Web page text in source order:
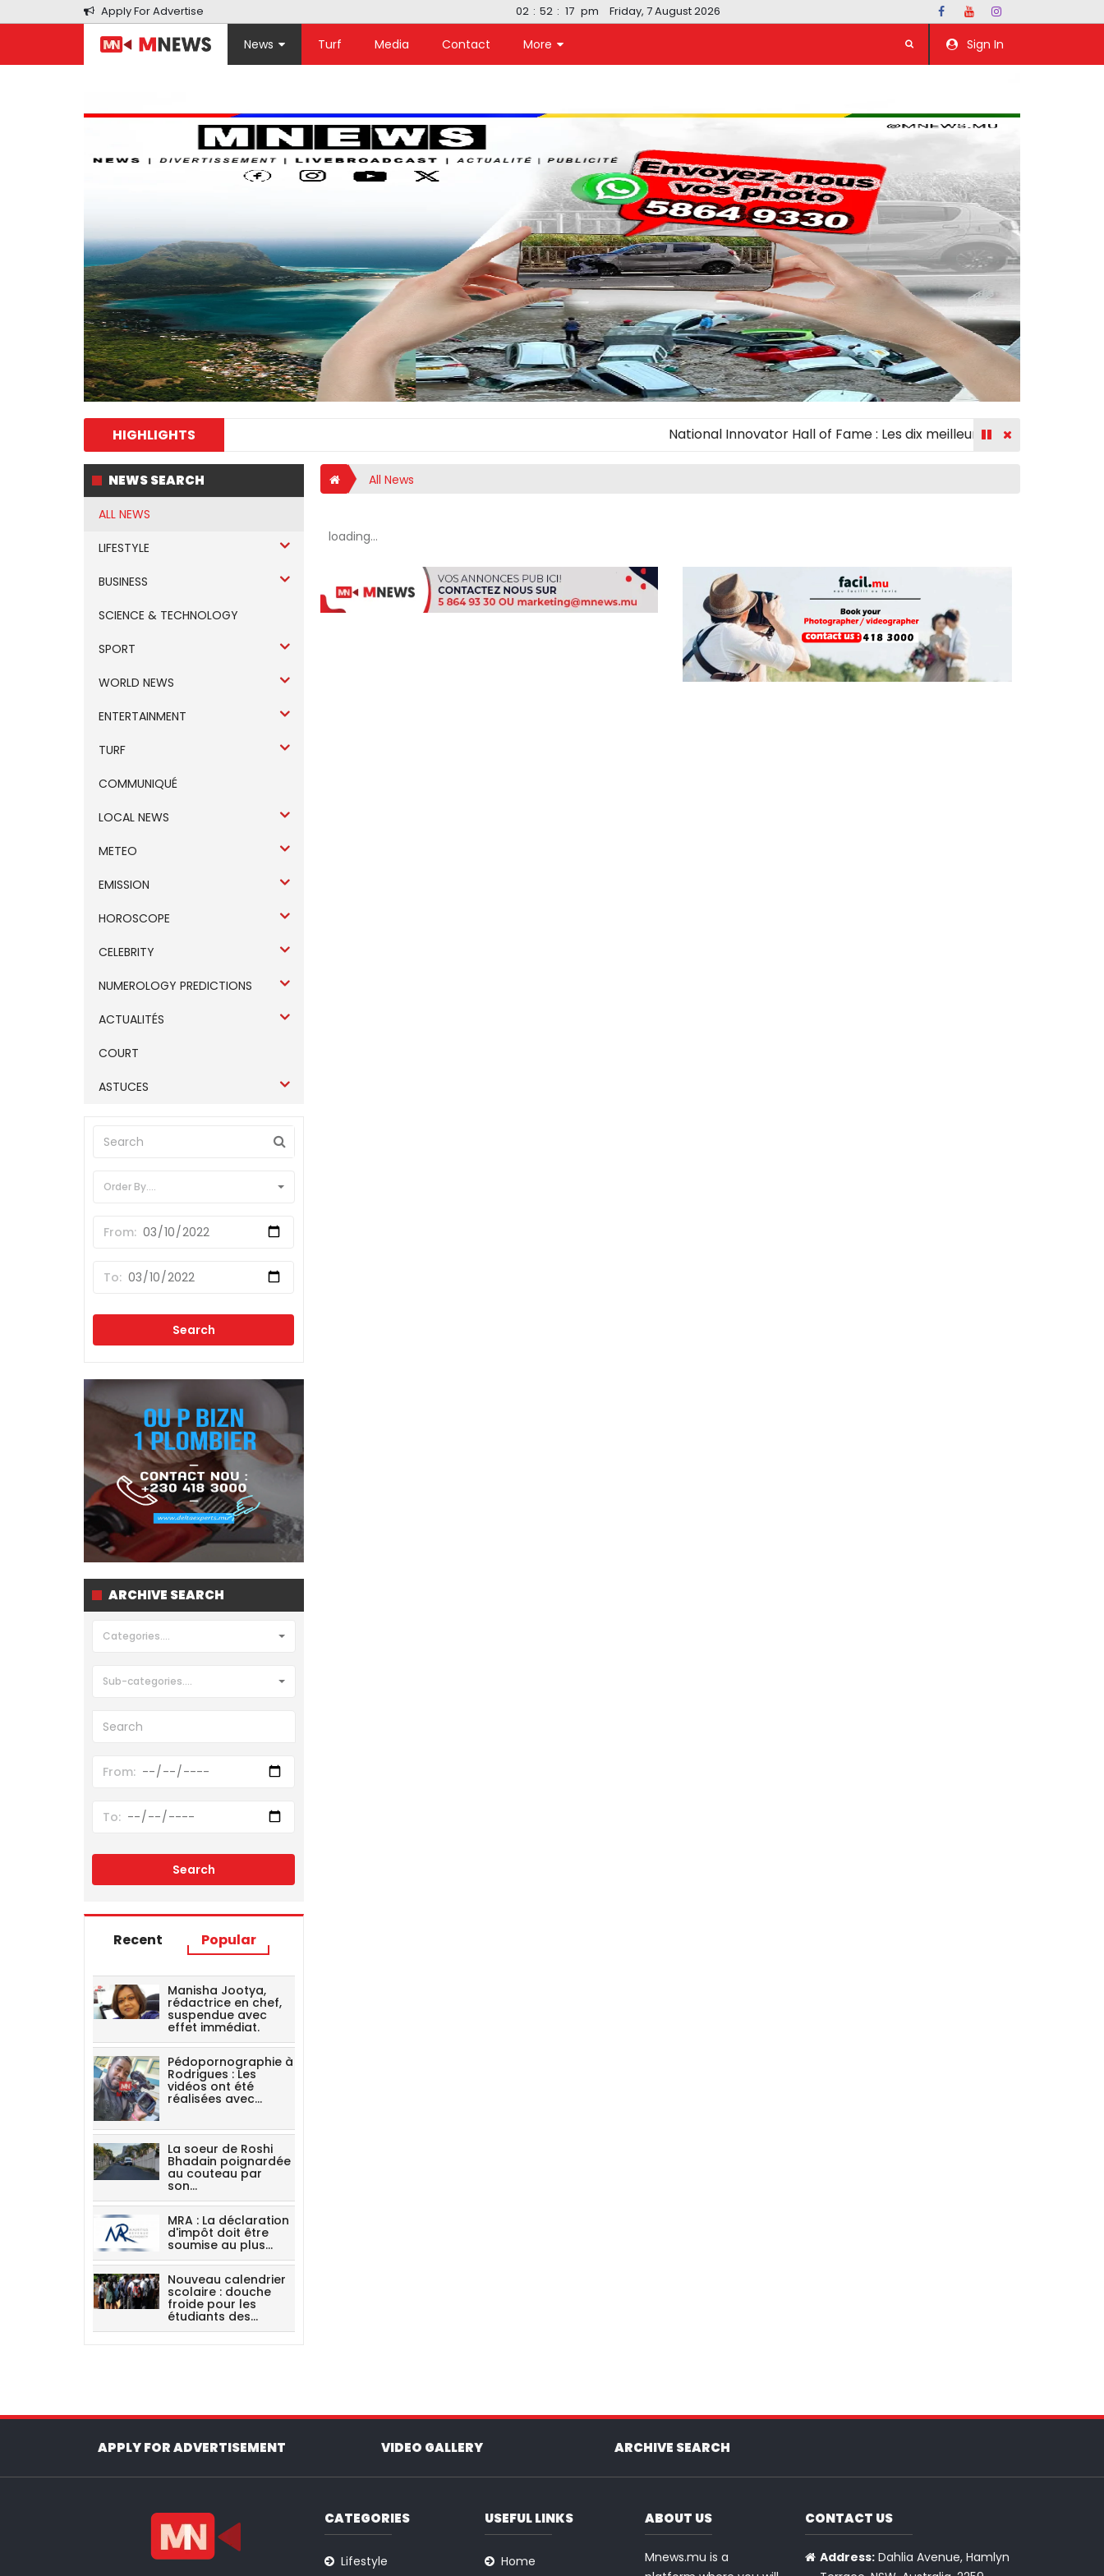
Apply For Advertise 02 : 52 : 18 pm Friday, 7 August 2026
News Turf Media Contact More Sign In
HIGHLIGHTS National Innovator Hall of Fame : Les dix meilleurs créateurs récompensés
NEWS SEARCH
ALL NEWS
LIFESTYLE
BUSINESS
SCIENCE & TECHNOLOGY
SPORT
WORLD NEWS
ENTERTAINMENT
TURF
COMMUNIQUÉ
LOCAL NEWS
METEO
EMISSION
HOROSCOPE
CELEBRITY
NUMEROLOGY PREDICTIONS
ACTUALITÉS
COURT
ASTUCES
Order By....
ARCHIVE SEARCH
Categories....
Sub-categories....
Recent Popular
Manisha Jootya,
rédactrice en chef,
suspendue avec
effet immédiat.
Pédopornographie à
Rodrigues : Les
vidéos ont été
réalisées avec…
La soeur de Roshi
Bhadain poignardée
au couteau par
son…
MRA : La déclaration
d'impôt doit être
soumise au plus…
Nouveau calendrier
scolaire : douche
froide pour les
étudiants des…
All News
loading...
APPLY FOR ADVERTISEMENT VIDEO GALLERY ARCHIVE SEARCH
CATEGORIES
Lifestyle
USEFUL LINKS
Home
ABOUT US
Mnews.mu is a
CONTACT US
Address: Dahlia Avenue, Hamlyn